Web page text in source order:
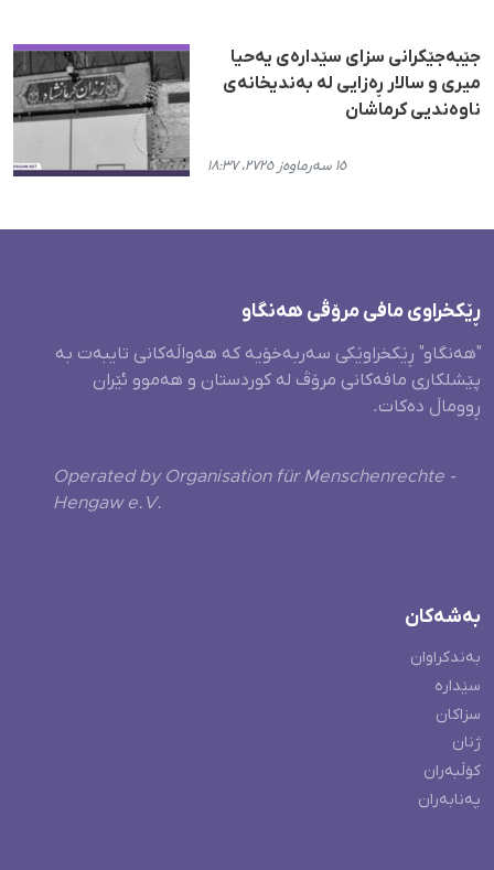
جێبەجێکرانی سزای سێدارەی یەحیا
میری و سالار ڕەزایی لە بەندیخانەی
ناوەندیی کرماشان
١٥ سەرماوەز ٢٧٢٥، ١٨:٣٧
ڕێکخراوی مافی مرۆڤی هەنگاو
"هەنگاو" ڕێکخراوێکی سەربەخۆیە کە هەواڵەکانی تایبەت بە
پێشلکاری مافەکانی مرۆڤ لە کوردستان و هەموو ئێران
ڕووماڵ دەکات.
Operated by Organisation für Menschenrechte -
Hengaw e.V.
بەشەکان
بەندکراوان
سێدارە
سزاکان
ژنان
کۆڵبەران
پەنابەران